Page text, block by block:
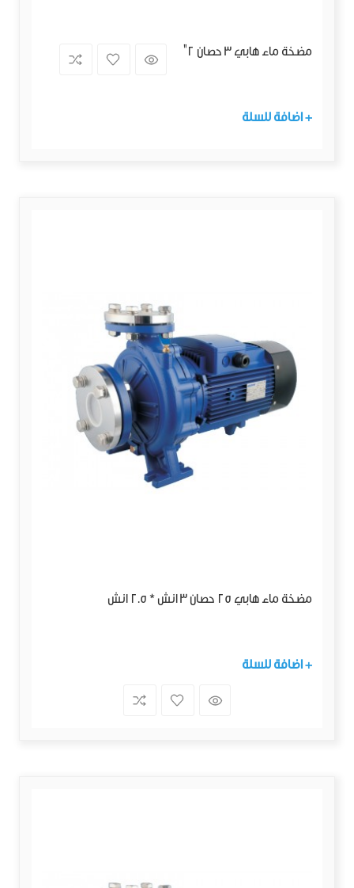
مضخة ماء هابي 3 حصان 2"
+ اضافة للسلة
مضخة ماء هابي 25 حصان 3 انش * 2.5 انش
+ اضافة للسلة